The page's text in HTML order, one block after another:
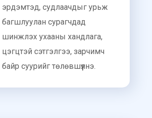
эрдэмтэд, судлаачдыг урьж
багшлуулан сурагчдад
шинжлэх ухааны хандлага,
цэгцтэй сэтгэлгээ, зарчимч
байр суурийг төлөвшүүлнэ.